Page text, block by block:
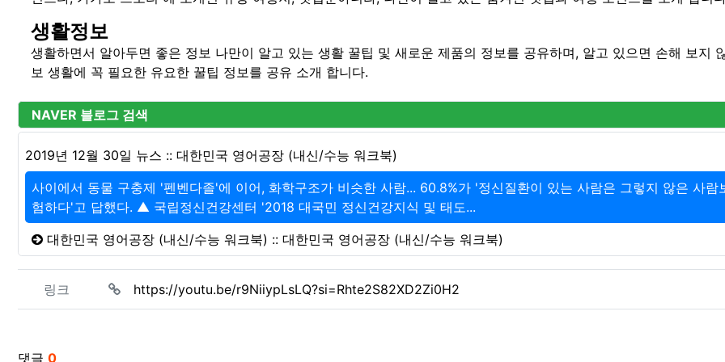
생활정보
생활하면서 알아두면 좋은 정보 나만이 알고 있는 생활 꿀팁 및 새로운 제품의 정보를 공유하며, 알고 있으면 손해 보지
보 생활에 꼭 필요한 유요한 꿀팁 정보를 공유 소개 합니다.
NAVER 블로그 검색
2019년 12월 30일 뉴스 :: 대한민국 영어공장 (내신/수능 워크북)
사이에서 동물 구충제 '펜벤다졸'에 이어, 화학구조가 비슷한 사람... 60.8%가 '정신질환이 있는 사람은 그렇지 않은 사람
험하다'고 답했다. ▲ 국립정신건강센터 '2018 대국민 정신건강지식 및 태도...
대한민국 영어공장 (내신/수능 워크북) :: 대한민국 영어공장 (내신/수능 워크북)
관련자료
링크 https://youtu.be/r9NiiypLsLQ?si=Rhte2S82XD2Zi0H2
댓글 0